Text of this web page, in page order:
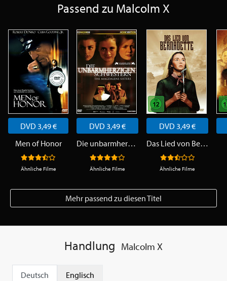
Passend zu Malcolm X
DVD 3,49 €
Men of Honor
Ähnliche Filme
DVD 3,49 €
Die unbarmherzigen Schwestern
Ähnliche Filme
DVD 3,49 €
Das Lied von Bernadette
Ähnliche Filme
Mehr passend zu diesen Titel
Handlung Malcolm X
Deutsch Englisch